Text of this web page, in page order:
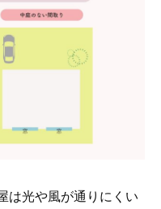
は光や風が通りにくい